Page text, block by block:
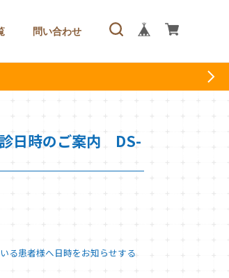
問い合わせ
日時のご案内 DS-
る患者様へ日時をお知らせする